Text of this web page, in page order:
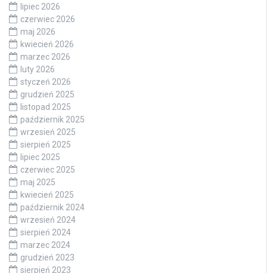
lipiec 2026
czerwiec 2026
maj 2026
kwiecień 2026
marzec 2026
luty 2026
styczeń 2026
grudzień 2025
listopad 2025
październik 2025
wrzesień 2025
sierpień 2025
lipiec 2025
czerwiec 2025
maj 2025
kwiecień 2025
październik 2024
wrzesień 2024
sierpień 2024
marzec 2024
grudzień 2023
sierpień 2023